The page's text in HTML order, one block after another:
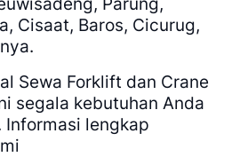
Cisaat, Baros, Cicurug,
Sewa Forklift dan Crane
segala kebutuhan Anda
lengkap